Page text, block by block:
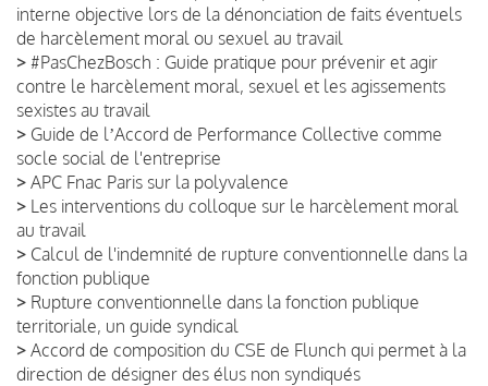
interne objective lors de la dénonciation de faits éventuels
de harcèlement moral ou sexuel au travail
> #PasChezBosch : Guide pratique pour prévenir et agir
contre le harcèlement moral, sexuel et les agissements
sexistes au travail
> Guide de lʼAccord de Performance Collective comme
socle social de l'entreprise
> APC Fnac Paris sur la polyvalence
> Les interventions du colloque sur le harcèlement moral
au travail
> Calcul de l'indemnité de rupture conventionnelle dans la
fonction publique
> Rupture conventionnelle dans la fonction publique
territoriale, un guide syndical
> Accord de composition du CSE de Flunch qui permet à la
direction de désigner des élus non syndiqués